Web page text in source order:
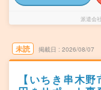
派遣会社
未読 掲載日 2026/08/07
【いちき串木